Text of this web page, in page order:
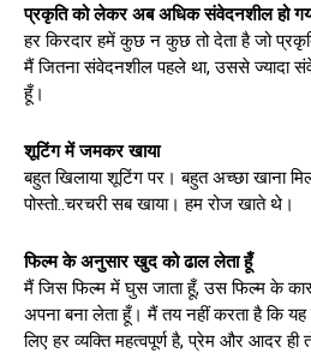
प्रकृति को लेकर अब अधिक संवेदनशील हो
हर किरदार हमें कुछ न कुछ तो देता है जो
मैं जितना संवेदनशील पहले था, उससे ज्यादा
हूँ।
शूटिंग में जमकर खाया
बहुत खिलाया शूटिंग पर। बहुत अच्छा खाना
पोस्तो..चरचरी सब खाया। हम रोज खाते थे।
फिल्म के अनुसार खुद को ढाल लेता हूँ
मैं जिस फिल्म में घुस जाता हूँ, उस फिल्म के
अपना बना लेता हूँ। मैं तय नहीं करता है कि
लिए हर व्यक्ति महत्वपूर्ण है, प्रेम और आदर ही